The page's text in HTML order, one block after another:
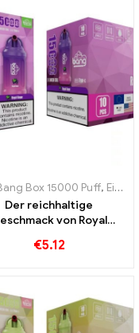
,
Box 15000 Puff, Einweg-E-Zigaretten Schweden
Der reichhaltige
von Royal
wahre Hommage an die
€5.12